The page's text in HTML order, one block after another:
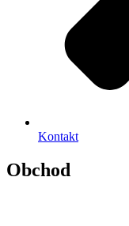
Kontakt
Obchod